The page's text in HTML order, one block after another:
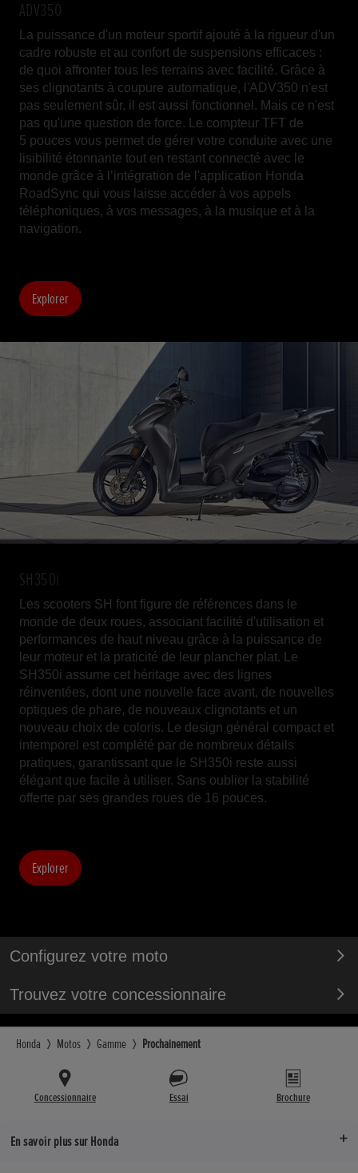
ADV350
La puissance d'un moteur sportif ajouté à la rigueur d'un
cadre robuste et au confort de suspensions efficaces :
de quoi affronter tous les terrains avec facilité. Grâce à
ses clignotants à coupure automatique, l'ADV350 n'est
pas seulement sûr, il est aussi fonctionnel. Mais ce n'est
pas qu'une question de force. Le compteur TFT de
5 pouces vous permet de gérer votre conduite avec une
lisibilité étonnante tout en restant connecté avec le
monde grâce à l’intégration de l'application Honda
RoadSync qui vous laisse accéder à vos appels
téléphoniques, à vos messages, à la musique et à la
navigation.
Explorer
SH350i
Les scooters SH font figure de références dans le
monde de deux roues, associant facilité d'utilisation et
performances de haut niveau grâce à la puissance de
leur moteur et la praticité de leur plancher plat. Le
SH350i assume cet héritage avec des lignes
réinventées, dont une nouvelle face avant, de nouvelles
optiques de phare, de nouveaux clignotants et un
nouveau choix de coloris. Le design général compact et
intemporel est complété par de nombreux détails
pratiques, garantissant que le SH350i reste aussi
élégant que facile à utiliser. Sans oublier la stabilité
offerte par ses grandes roues de 16 pouces.
Explorer
Configurez votre moto
Trouvez votre concessionnaire
Honda Motos Gamme Prochainement
Concessionnaire Essai Brochure
En savoir plus sur Honda